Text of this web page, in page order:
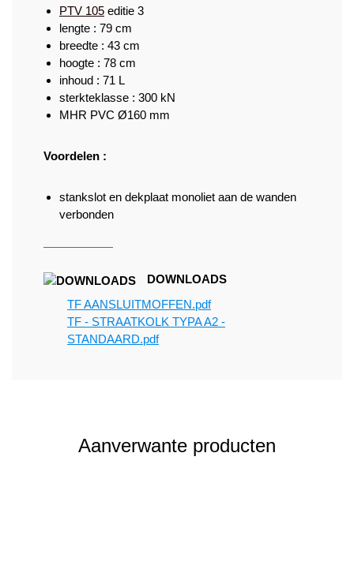
PTV 105 editie 3
lengte : 79 cm
breedte : 43 cm
hoogte : 78 cm
inhoud : 71 L
sterkteklasse : 300 kN
MHR PVC Ø160 mm
Voordelen :
stankslot en dekplaat monoliet aan de wanden
verbonden
DOWNLOADS
TF AANSLUITMOFFEN.pdf
TF - STRAATKOLK TYPA A2 -
STANDAARD.pdf
Aanverwante producten